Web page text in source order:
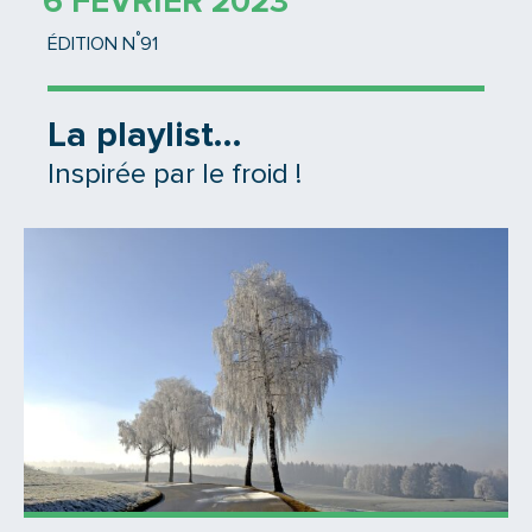
ÉDITION N °91
La playlist…
Inspirée par le froid !